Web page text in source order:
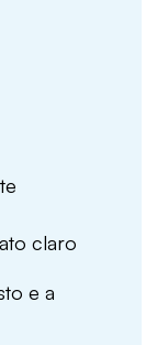
claro
e a